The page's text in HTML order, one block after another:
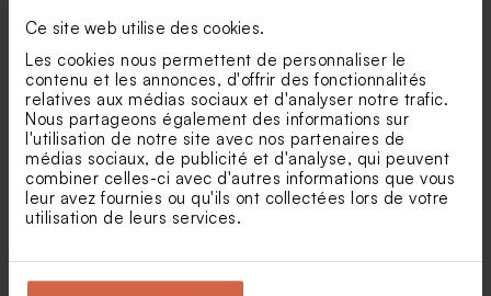
Ce site web utilise des cookies.
Les cookies nous permettent de personnaliser le
contenu et les annonces, d'offrir des fonctionnalités
relatives aux médias sociaux et d'analyser notre trafic.
Nous partageons également des informations sur
l'utilisation de notre site avec nos partenaires de
médias sociaux, de publicité et d'analyse, qui peuvent
combiner celles-ci avec d'autres informations que vous
leur avez fournies ou qu'ils ont collectées lors de votre
utilisation de leurs services.
Etui à dragées communion